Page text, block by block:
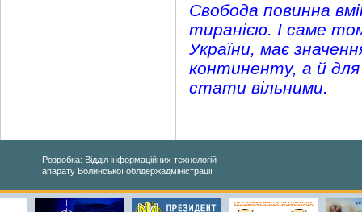
Свобода повинна
тиранією. І саме
України, має
континенту, а й для
стати вільними.
Розробка: Відділ інформаційних технологій
апарату Волинської облдержадміністрації